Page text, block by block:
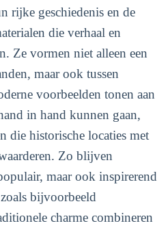
rijke geschiedenis en de
die verhaal en
Ze vormen niet alleen een
maar ook tussen
voorbeelden tonen aan
in hand kunnen gaan,
die historische locaties met
Zo blijven
maar ook inspirerend
bijvoorbeeld
charme combineren